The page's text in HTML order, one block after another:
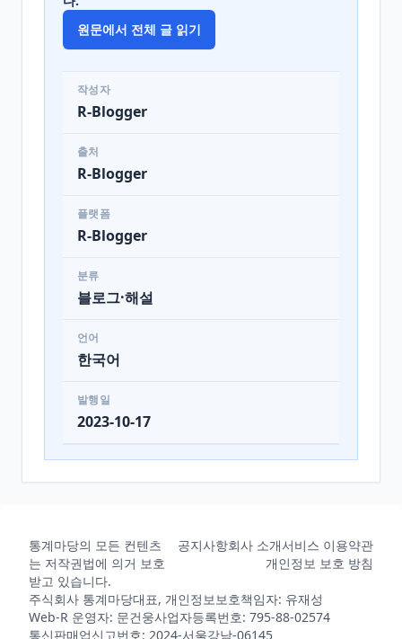
원문에서 전체 글 읽기
작성자
R-Blogger
출처
R-Blogger
플랫폼
R-Blogger
분류
블로그·해설
언어
한국어
발행일
2023-10-17
통계마당의 모든 컨텐츠
는 저작권법에 의거 보호
받고 있습니다.
공지사항회사 소개서비스 이용약관
개인정보 보호 방침
주식회사 통계마당대표, 개인정보보호책임자: 유재성
Web-R 운영자: 문건웅사업자등록번호: 795-88-02574
통신판매업신고번호: 2024-서울강남-06145